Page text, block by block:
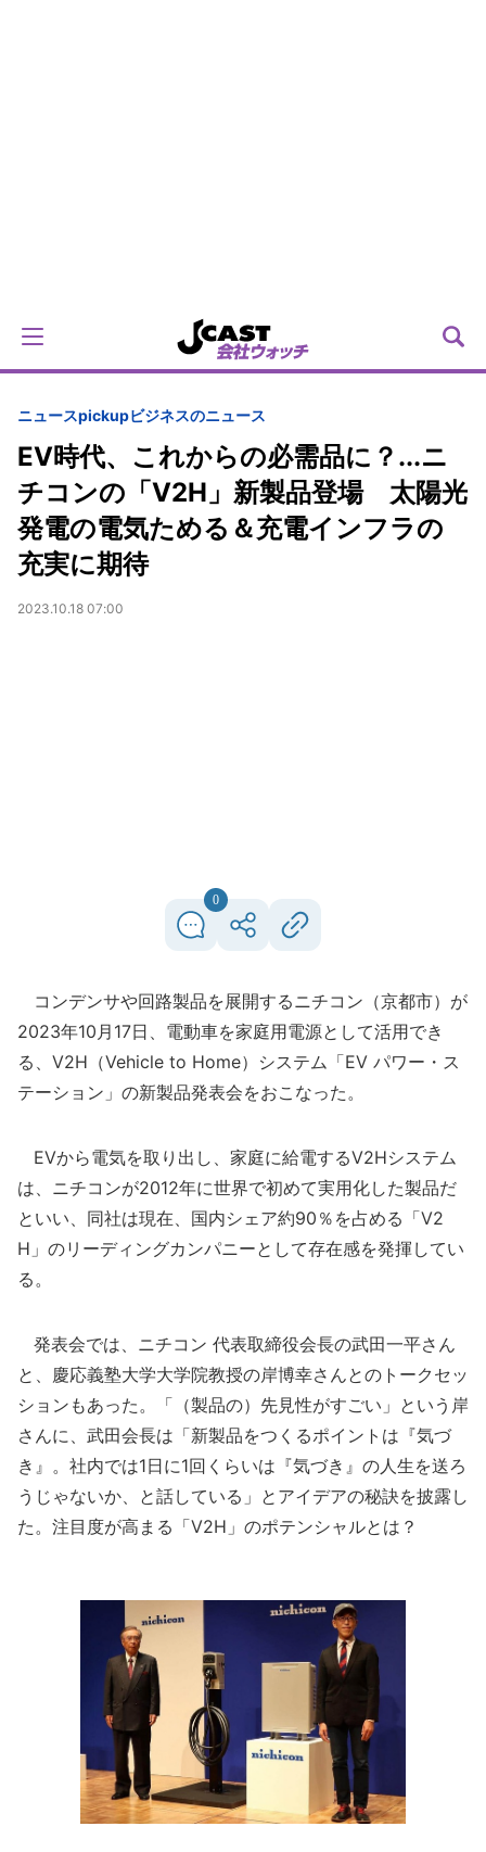
ニュースpickupビジネスのニュース
EV時代、これからの必需品に？...ニ
チコンの「V2H」新製品登場 太陽光
発電の電気ためる＆充電インフラの
充実に期待
2023.10.18 07:00
0
コンデンサや回路製品を展開するニチコン（京都市）が
2023年10月17日、電動車を家庭用電源として活用でき
る、V2H（Vehicle to Home）システム「EV パワー・ス
テーション」の新製品発表会をおこなった。
EVから電気を取り出し、家庭に給電するV2Hシステム
は、ニチコンが2012年に世界で初めて実用化した製品だ
といい、同社は現在、国内シェア約90％を占める「V2
H」のリーディングカンパニーとして存在感を発揮してい
る。
発表会では、ニチコン 代表取締役会長の武田一平さん
と、慶応義塾大学大学院教授の岸博幸さんとのトークセッ
ションもあった。「（製品の）先見性がすごい」という岸
さんに、武田会長は「新製品をつくるポイントは『気づ
き』。社内では1日に1回くらいは『気づき』の人生を送ろ
うじゃないか、と話している」とアイデアの秘訣を披露し
た。注目度が高まる「V2H」のポテンシャルとは？